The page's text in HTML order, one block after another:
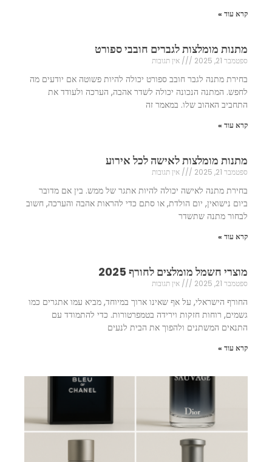
קרא עוד »
מתנות מומלצות לגברים חובבי ספורט
ספטמבר 21, 2025 אין תגובות
בחירת מתנה לגבר חובב ספורט יכולה להיות פשוטה אם יודעים מה
לחפש. המתנה הנכונה יכולה לשדר אהבה, הערכה ולעודד את
התחביב האהוב שלו. במאמר זה
קרא עוד »
מתנות מומלצות לאישה לכל אירוע
ספטמבר 21, 2025 אין תגובות
בחירת מתנה לאישה יכולה להיות אתגר של ממש. בין אם מדובר
ביום נישואין, יום הולדת, או סתם כדי להראות אהבה והערכה, חשוב
לבחור מתנה שתשדר
קרא עוד »
מוצרי חשמל מומלצים לחורף 2025
ספטמבר 21, 2025 אין תגובות
החורף הישראלי, על אף שאינו ארוך במיוחד, מביא עמו אתגרים כמו
גשמים, רוחות חזקות וירידה בטמפרטורות. כדי להתמודד עם
התנאים המשתנים ולהפוך את הבית לנעים
קרא עוד »